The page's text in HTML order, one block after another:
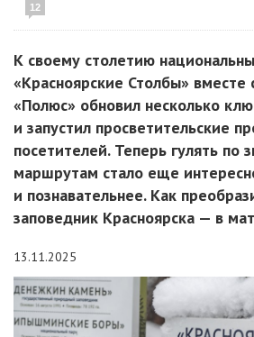
12
К своему столетию
«Красноярские Столбы» вместе
«Полюс» обновил несколько
и запустил просветительские
посетителей. Теперь гулять по
маршрутам стало еще
и познавательнее. Как
заповедник Красноярска — в
13.11.2025